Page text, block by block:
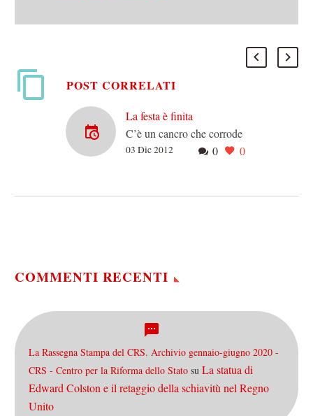
POST CORRELATI
La festa è finita
C’è un cancro che corrode
il nostro Paese e sembra
0 0
03 Dic 2012
COMMENTI RECENTI
La Rassegna Stampa del CRS. Archivio gennaio-giugno 2020 -
CRS - Centro per la Riforma dello Stato su La statua di
Edward Colston e il retaggio della schiavitù nel Regno
Unito